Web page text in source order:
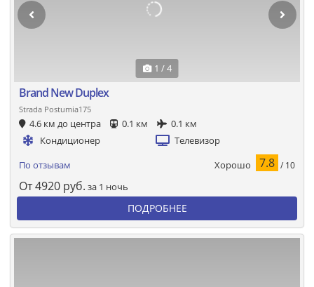
1 / 4
Brand New Duplex
Strada Postumia175
4.6 км до центра 0.1 км
0.1 км
Кондиционер
Телевизор
По отзывам Хорошо 7.8 / 10
От4920 руб. за 1 ночь
ПОДРОБНЕЕ